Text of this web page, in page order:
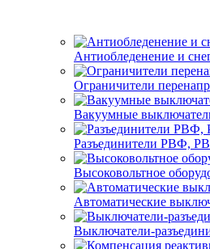
Антиобледенение и
Ограничители
Вакуумные
Разъединители РВФ,
Высоковольтное
Автоматические
Выключатели-